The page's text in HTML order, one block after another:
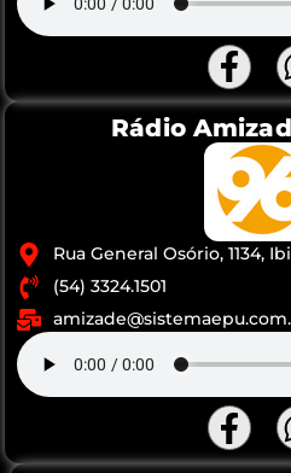
Rádio
Rua General Osório, 1134,
(54) 3324.1501